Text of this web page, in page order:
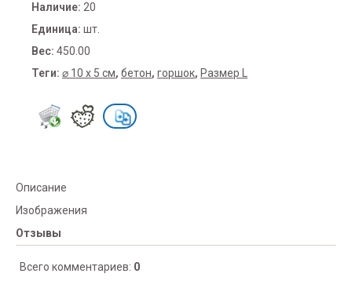
Наличие: 20
Единица: шт.
Вес: 450.00
Теги: ⌀ 10 х 5 см, бетон, горшок, Размер L
Описание
Изображения
Отзывы
Всего комментариев: 0